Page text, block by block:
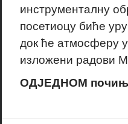
инструменталну
посетиоцу биће
док ће атмосферу
изложени радови
ОДЈЕДНОМ